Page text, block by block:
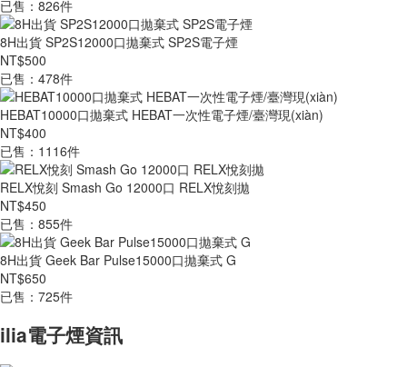
已售：826件
8H出貨 SP2S12000口拋棄式 SP2S電子煙
NT$500
已售：478件
HEBAT10000口拋棄式 HEBAT一次性電子煙/臺灣現(xiàn)
NT$400
已售：1116件
RELX悅刻 Smash Go 12000口 RELX悅刻拋
NT$450
已售：855件
8H出貨 Geek Bar Pulse15000口拋棄式 G
NT$650
已售：725件
ilia電子煙資訊